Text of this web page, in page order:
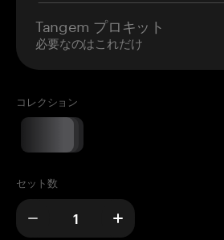
Tangem プロキット
必要なのはこれだけ
コレクション
セット数